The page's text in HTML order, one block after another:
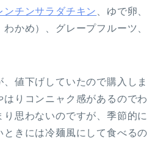
ンチンサラダチキン
、ゆで卵、
かめ）、グレープフルーツ、
値下げしていたので購入しま
はりコンニャク感があるのでわ
り思わないのですが、季節的に
ときには冷麺風にして食べるの